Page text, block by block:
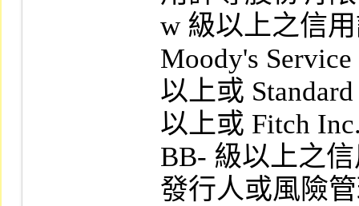
w 級以上之信
Moody's
以上或
以上或 Fitch
BB- 級以上之
發行人或風險